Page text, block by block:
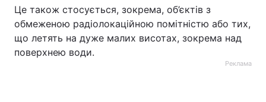
Це також стосується, зокрема, об’єктів з
обмеженою радіолокаційною помітністю або тих,
що летять на дуже малих висотах, зокрема над
поверхнею води.
Реклама